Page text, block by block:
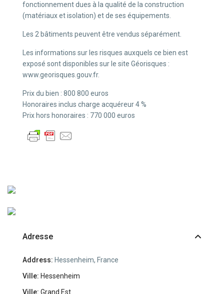
fonctionnement dues à la qualité de la construction
(matériaux et isolation) et de ses équipements.
Les 2 bâtiments peuvent être vendus séparément.
Les informations sur les risques auxquels ce bien est
exposé sont disponibles sur le site Géorisques :
www.georisques.gouv.fr.
Prix du bien : 800 800 euros
Honoraires inclus charge acquéreur 4 %
Prix hors honoraires : 770 000 euros
Adresse
Address: Hessenheim, France
Ville: Hessenheim
Ville: Grand Est